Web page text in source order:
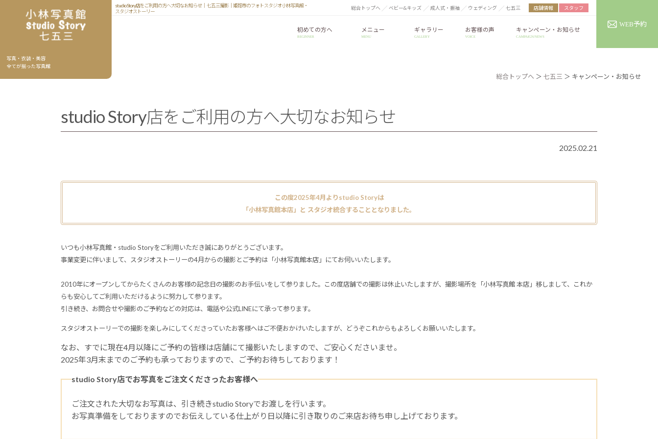
studio Story店をご利用の方へ大切なお知らせ｜ 七五三撮影｜姫路市のフォトスタジオ小林写真館・
スタジオストーリー
写真・衣装・美容
全てが揃った写真館
初めての方へ
BEGINNER
メニュー
MENU
ギャラリー
GALLERY
お客様の声
VOICE
キャンペーン・お知らせ
CAMPAIGN/NEWS
総合トップへ ベビー&キッズ 成人式・振袖 ウェディング 七五三 店舗情報 スタッフ
WEB予約
総合トップへ ＞七五三 ＞ キャンペーン・お知らせ
studio Story店をご利用の方へ大切なお知らせ
2025.02.21
この度2025年4月よりstudio Storyは
「小林写真館本店」と スタジオ統合することとなりました。
いつも小林写真館・studio Storyをご利用いただき誠にありがとうございます。
事業変更に伴いまして、スタジオストーリーの4月からの撮影とご予約は「小林写真館本店」にてお伺いいたします。
2010年にオープンしてからたくさんのお客様の記念日の撮影のお手伝いをして参りました。この度店舗での撮影は休止いたしますが、撮影場所を「小林写真館 本店」移しまして、これか
らも安心してご利用いただけるように努力して参ります。
引き続き、お問合せや撮影のご予約などの対応は、電話や公式LINEにて承って参ります。
スタジオストーリーでの撮影を楽しみにしてくださっていたお客様へはご不便おかけいたしますが、どうぞこれからもよろしくお願いいたします。
なお、すでに現在4月以降にご予約の皆様は店舗にて撮影いたしますので、ご安心くださいませ。
2025年3月末までのご予約も承っておりますので、ご予約お待ちしております！
studio Story店でお写真をご注文くださったお客様へ
ご注文された大切なお写真は、引き続きstudio Storyでお渡しを行います。
お写真準備をしておりますのでお伝えしている仕上がり日以降に引き取りのご来店お待ち申し上げております。